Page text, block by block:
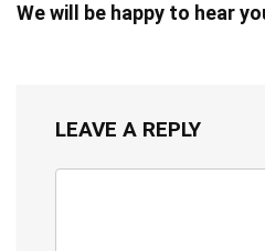
We will be happy to hear
LEAVE A REPLY